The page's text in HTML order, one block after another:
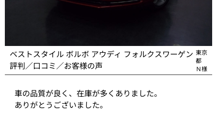
ベストスタイル ボルボ アウディ フォルクスワーゲン
評判／口コミ／お客様の声
東京
都
Ｎ様
車の品質が良く、在庫が多くありました。
ありがとうございました。